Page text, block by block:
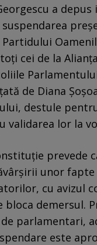
a
cei de la
de Diana
destule
validarea lor la
prevede
unor
cu avizul
bloca demersul.
parlamentari,
este